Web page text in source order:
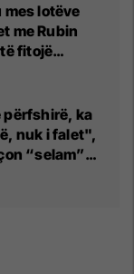
mes lotëve
me Rubin
fitojë
Moska
përfshirë, ka
nuk i falet",
“selam”